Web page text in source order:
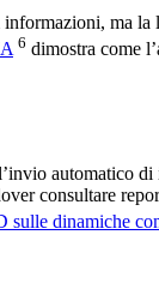
ma
6 dimostra come
automatico
consultare
sulle dinamiche